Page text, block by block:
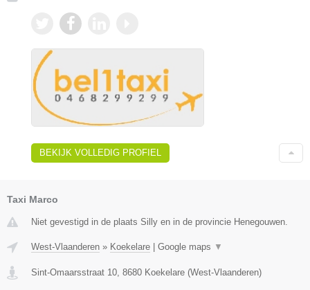
BEKIJK VOLLEDIG PROFIEL
Taxi Marco
Niet gevestigd in de plaats Silly en in de provincie Henegouwen.
West-Vlaanderen » Koekelare Google maps ▼
Sint-Omaarsstraat 10, 8680 Koekelare (West-Vlaanderen)